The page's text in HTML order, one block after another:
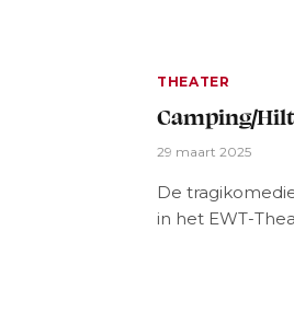
THEATER
Camping/
29 maart 2025
De
in het EWT-